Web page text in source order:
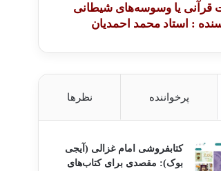
قرآنی یا وسوسه‌های شیطانی
: استاد محمد احمدیان
پرخواننده نظرها
کتابفروشی امام غزالی (آیجی
بوک): مقصدی برای کتاب‌های